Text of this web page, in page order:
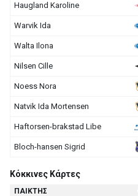
Haugland Karoline
Warvik Ida
Walta Ilona
Nilsen Cille
Noess Nora
Natvik Ida Mortensen
Haftorsen-brakstad Libe
Bloch-hansen Sigrid
Κόκκινες Κάρτες
ΠΑΙΚΤΗΣ